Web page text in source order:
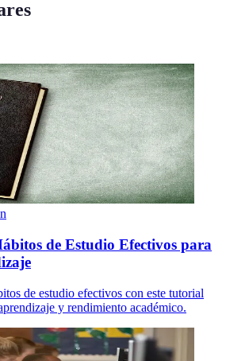
de Estudio Efectivos para
de estudio efectivos con este tutorial
y rendimiento académico.